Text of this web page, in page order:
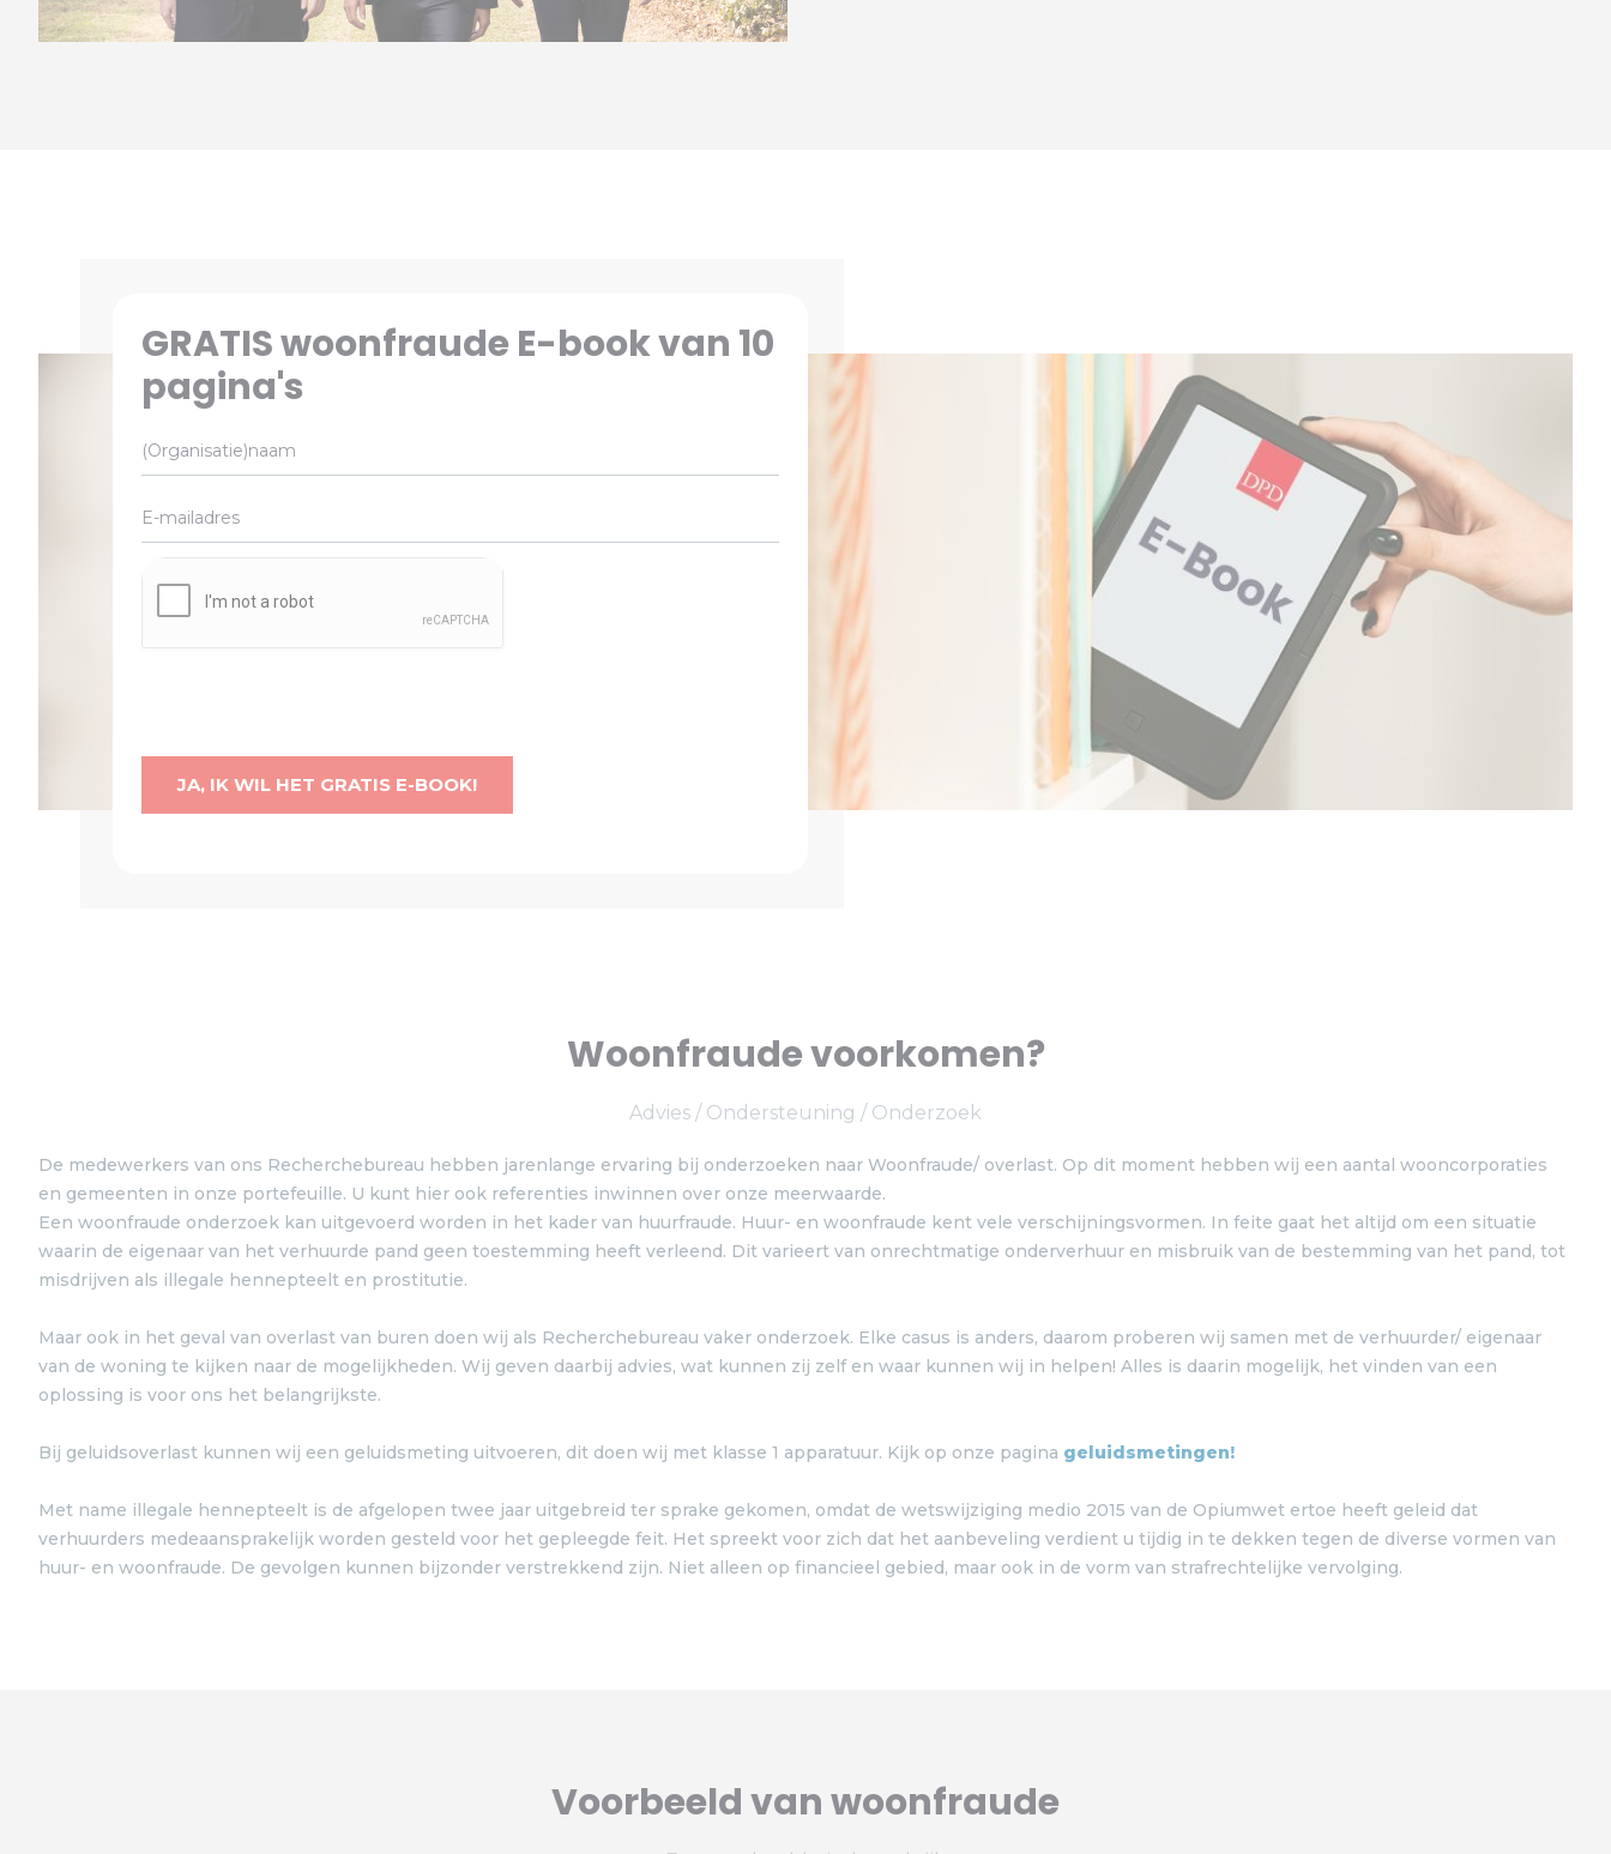
OVER ONS
SCREENING
GELUIDSMETINGEN
OPLEIDINGEN
GRATIS woonfraude E-book van 10
pagina's
(Organisatie)naam
E-mailadres
JA, IK WIL HET GRATIS E-BOOK!
Woonfraude voorkomen?
Advies / Ondersteuning / Onderzoek
De medewerkers van ons Recherchebureau hebben jarenlange ervaring bij onderzoeken naar Woonfraude/ overlast. Op dit moment hebben wij een aantal wooncorporaties
en gemeenten in onze portefeuille. U kunt hier ook referenties inwinnen over onze meerwaarde.
Een woonfraude onderzoek kan uitgevoerd worden in het kader van huurfraude. Huur- en woonfraude kent vele verschijningsvormen. In feite gaat het altijd om een situatie
waarin de eigenaar van het verhuurde pand geen toestemming heeft verleend. Dit varieert van onrechtmatige onderverhuur en misbruik van de bestemming van het pand, tot
misdrijven als illegale hennepteelt en prostitutie.
Maar ook in het geval van overlast van buren doen wij als Recherchebureau vaker onderzoek. Elke casus is anders, daarom proberen wij samen met de verhuurder/ eigenaar
van de woning te kijken naar de mogelijkheden. Wij geven daarbij advies, wat kunnen zij zelf en waar kunnen wij in helpen! Alles is daarin mogelijk, het vinden van een
oplossing is voor ons het belangrijkste.
Bij geluidsoverlast kunnen wij een geluidsmeting uitvoeren, dit doen wij met klasse 1 apparatuur. Kijk op onze pagina geluidsmetingen!
Met name illegale hennepteelt is de afgelopen twee jaar uitgebreid ter sprake gekomen, omdat de wetswijziging medio 2015 van de Opiumwet ertoe heeft geleid dat
verhuurders medeaansprakelijk worden gesteld voor het gepleegde feit. Het spreekt voor zich dat het aanbeveling verdient u tijdig in te dekken tegen de diverse vormen van
huur- en woonfraude. De gevolgen kunnen bijzonder verstrekkend zijn. Niet alleen op financieel gebied, maar ook in de vorm van strafrechtelijke vervolging.
Voorbeeld van woonfraude